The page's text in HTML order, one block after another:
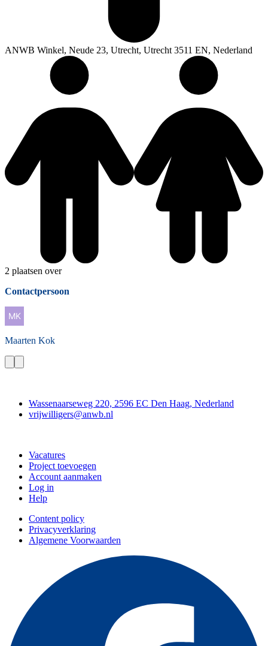
ANWB Winkel, Neude 23, Utrecht, Utrecht 3511 EN, Nederland
2 plaatsen over
Contactpersoon
Maarten Kok
Wassenaarseweg 220, 2596 EC Den Haag, Nederland
vrijwilligers@anwb.nl
Vacatures
Project toevoegen
Account aanmaken
Log in
Help
Content policy
Privacyverklaring
Algemene Voorwaarden